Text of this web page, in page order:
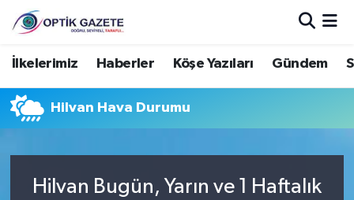
İlkelerimiz Haberler Köşe Yazıları Gündem
Hilvan Hava Durumu
Hilvan Bugün, Yarın ve 1 Haftalık
Nöbetçi Eczaneler
Hava Durumu
Trafik Durumu